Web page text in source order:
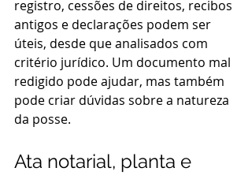
registro, cessões de direitos, recibos
antigos e declarações podem ser
úteis, desde que analisados com
critério jurídico. Um documento mal
redigido pode ajudar, mas também
pode criar dúvidas sobre a natureza
da posse.
Ata notarial, planta e